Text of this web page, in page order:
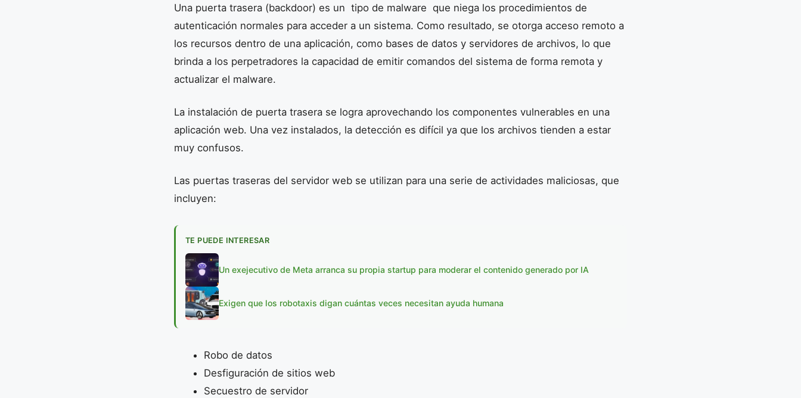
Una puerta trasera (backdoor) es un tipo de malware que niega los procedimientos de
autenticación normales para acceder a un sistema. Como resultado, se otorga acceso remoto a
los recursos dentro de una aplicación, como bases de datos y servidores de archivos, lo que
brinda a los perpetradores la capacidad de emitir comandos del sistema de forma remota y
actualizar el malware.
La instalación de puerta trasera se logra aprovechando los componentes vulnerables en una
aplicación web. Una vez instalados, la detección es difícil ya que los archivos tienden a estar
muy confusos.
Las puertas traseras del servidor web se utilizan para una serie de actividades maliciosas, que
incluyen:
TE PUEDE INTERESAR
Un exejecutivo de Meta arranca su propia startup para moderar el contenido generado por IA
Exigen que los robotaxis digan cuántas veces necesitan ayuda humana
Robo de datos
Desfiguración de sitios web
Secuestro de servidor